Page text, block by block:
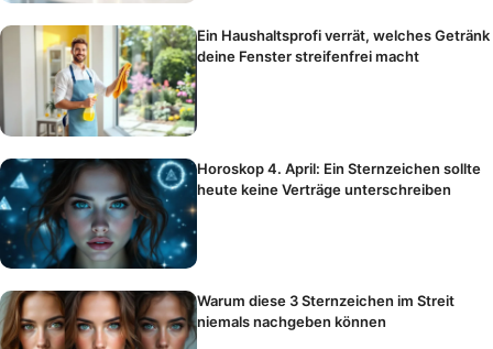
Ein Haushaltsprofi verrät, welches Getränk
deine Fenster streifenfrei macht
Horoskop 4. April: Ein Sternzeichen sollte
heute keine Verträge unterschreiben
Warum diese 3 Sternzeichen im Streit
niemals nachgeben können